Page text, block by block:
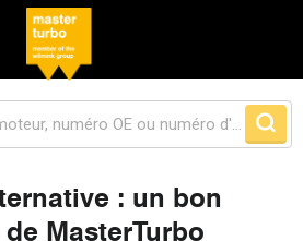
: un bon
MasterTurbo